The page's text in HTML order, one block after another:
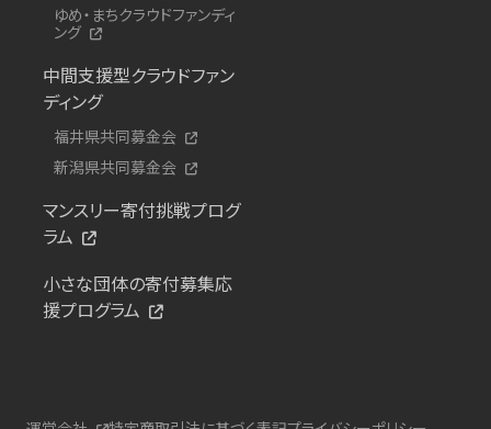
ゆめ・まちクラウドファンディ
ング
中間支援型クラウドファン
ディング
福井県共同募金会
新潟県共同募金会
マンスリー寄付挑戦プログ
ラム
小さな団体の寄付募集応
援プログラム